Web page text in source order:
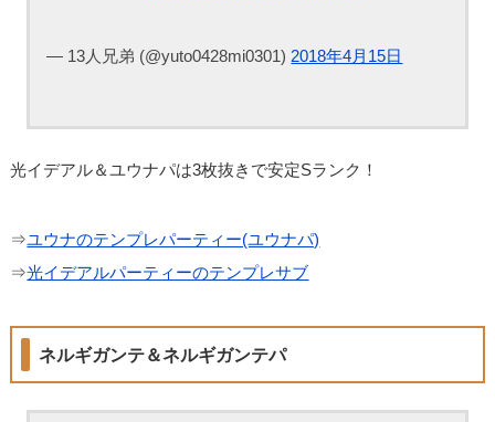
— 13人兄弟 (@yuto0428mi0301) 2018年4月15日
光イデアル＆ユウナパは3枚抜きで安定Sランク！
⇒ユウナのテンプレパーティー(ユウナパ)
⇒光イデアルパーティーのテンプレサブ
ネルギガンテ＆ネルギガンテパ